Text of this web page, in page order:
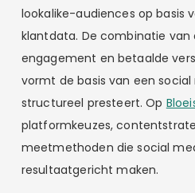
lookalike-audiences op basis
klantdata. De combinatie
engagement en betaalde
vormt de basis van een
structureel presteert. Op
platformkeuzes,
meetmethoden die social
resultaatgericht maken.